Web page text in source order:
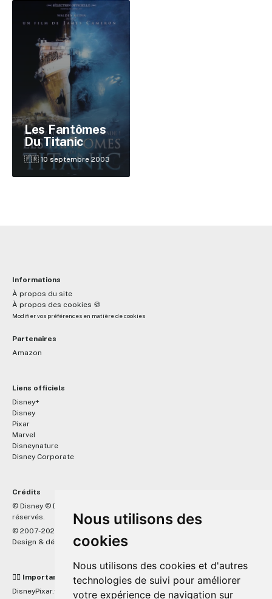
Nous utilisons des
cookies
Nous utilisons des cookies et d'autres
technologies de suivi pour améliorer
votre expérience de navigation sur
Les Fantômes
Du Titanic
🇫🇷 10 septembre 2003
Informations
À propos du site
À propos des cookies 🍪
Modifier vos préférences en matière de cookies
Partenaires
Amazon
Liens officiels
Disney+
Disney
Pixar
Marvel
Disneynature
Disney Corporate
Crédits
© Disney © Disney/Pixar © &
réservés.
© 2007-2026 DisneyPixar.fr
Design & développement : MonsieurPaul
☝🏼 Important
DisneyPixar.fr est un site indépendant et n'est en aucun cas lié de
✕